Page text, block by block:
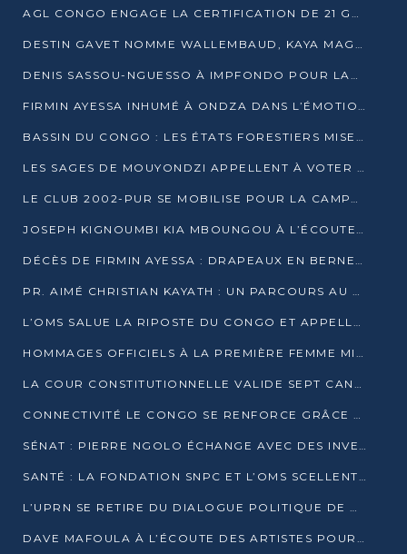
AGL CONGO ENGAGE LA CERTIFICATION DE 21 GRUTIERS AUX NORMES INTERNATIONALES
DESTIN GAVET NOMME WALLEMBAUD, KAYA MAGANE, BOUDZIKA ET MBOUSSA-ELLAH AUX COMMANDES DE SA CAMPAGNE
DENIS SASSOU-NGUESSO À IMPFONDO POUR LANCER LE CORRIDOR 13
FIRMIN AYESSA INHUMÉ À ONDZA DANS L’ÉMOTION ET LE RECUEILLEMENT
BASSIN DU CONGO : LES ÉTATS FORESTIERS MISENT SUR LES MARCHÉS CARBONE
LES SAGES DE MOUYONDZI APPELLENT À VOTER DENIS SASSOU-NGUESSO
LE CLUB 2002-PUR SE MOBILISE POUR LA CAMPAGNE
JOSEPH KIGNOUMBI KIA MBOUNGOU À L’ÉCOUTE DE TALANGAÏ
DÉCÈS DE FIRMIN AYESSA : DRAPEAUX EN BERNE LUNDI
PR. AIMÉ CHRISTIAN KAYATH : UN PARCOURS AU SERVICE DE LA RECHERCHE ET DE L’INNOVATION
L’OMS SALUE LA RIPOSTE DU CONGO ET APPELLE À DES RÉFORMES DURABLES
HOMMAGES OFFICIELS À LA PREMIÈRE FEMME MINISTRE DU CONGO
LA COUR CONSTITUTIONNELLE VALIDE SEPT CANDIDATURES POUR LA PRÉSIDENTIELLE
CONNECTIVITÉ LE CONGO SE RENFORCE GRÂCE AU CÂBLE 2AFRICA
SÉNAT : PIERRE NGOLO ÉCHANGE AVEC DES INVESTISSEURS DU NUMÉRIQUE
SANTÉ : LA FONDATION SNPC ET L’OMS SCELLENT UN PARTENARIAT STRATÉGIQUE DE TROIS ANS
L’UPRN SE RETIRE DU DIALOGUE POLITIQUE DE DJAMBALA : TENSIONS DANS LE PRÉ-ÉLECTORAL CONGOLAIS
DAVE MAFOULA À L’ÉCOUTE DES ARTISTES POUR REDÉFINIR SA POLITIQUE CULTURELLE